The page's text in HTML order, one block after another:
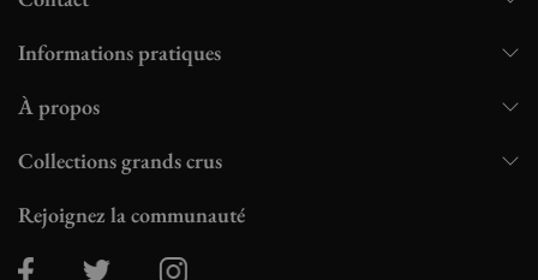
Informations pratiques
À propos
Collections grands crus
Rejoignez la communauté